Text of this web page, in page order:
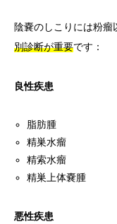
陰嚢のしこりには粉瘤
別診断が重要です：
良性疾患
脂肪腫
精巣水瘤
精索水瘤
精巣上体嚢腫
悪性疾患